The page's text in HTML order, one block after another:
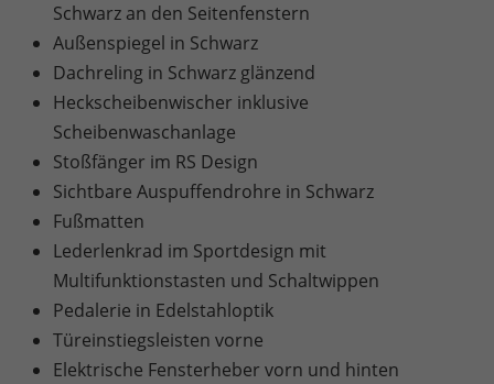
Schwarz an den Seitenfenstern
Außenspiegel in Schwarz
Dachreling in Schwarz glänzend
Heckscheibenwischer inklusive
Scheibenwaschanlage
Stoßfänger im RS Design
Sichtbare Auspuffendrohre in Schwarz
Fußmatten
Lederlenkrad im Sportdesign mit
Multifunktionstasten und Schaltwippen
Pedalerie in Edelstahloptik
Türeinstiegsleisten vorne
Elektrische Fensterheber vorn und hinten